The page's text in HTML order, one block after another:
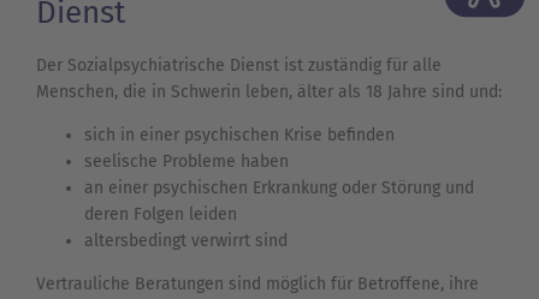
Dienst
Der Sozialpsychiatrische Dienst ist zuständig für alle
Menschen, die in Schwerin leben, älter als 18 Jahre sind und:
sich in einer psychischen Krise befinden
seelische Probleme haben
an einer psychischen Erkrankung oder Störung und
deren Folgen leiden
altersbedingt verwirrt sind
Vertrauliche Beratungen sind möglich für Betroffene, ihre